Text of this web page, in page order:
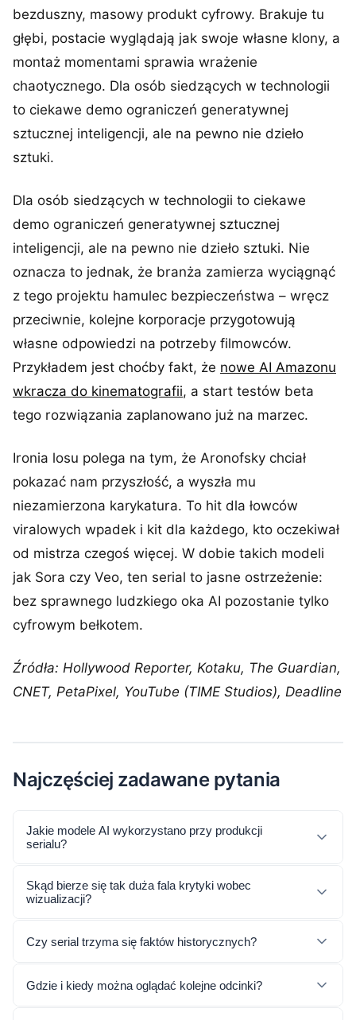
bezduszny, masowy produkt cyfrowy. Brakuje tu
głębi, postacie wyglądają jak swoje własne klony, a
montaż momentami sprawia wrażenie
chaotycznego. Dla osób siedzących w technologii
to ciekawe demo ograniczeń generatywnej
sztucznej inteligencji, ale na pewno nie dzieło
sztuki.
Dla osób siedzących w technologii to ciekawe
demo ograniczeń generatywnej sztucznej
inteligencji, ale na pewno nie dzieło sztuki. Nie
oznacza to jednak, że branża zamierza wyciągnąć
z tego projektu hamulec bezpieczeństwa – wręcz
przeciwnie, kolejne korporacje przygotowują
własne odpowiedzi na potrzeby filmowców.
Przykładem jest choćby fakt, że nowe AI Amazonu
wkracza do kinematografii, a start testów beta
tego rozwiązania zaplanowano już na marzec.
Ironia losu polega na tym, że Aronofsky chciał
pokazać nam przyszłość, a wyszła mu
niezamierzona karykatura. To hit dla łowców
viralowych wpadek i kit dla każdego, kto oczekiwał
od mistrza czegoś więcej. W dobie takich modeli
jak Sora czy Veo, ten serial to jasne ostrzeżenie:
bez sprawnego ludzkiego oka AI pozostanie tylko
cyfrowym bełkotem.
Źródła: Hollywood Reporter, Kotaku, The Guardian,
CNET, PetaPixel, YouTube (TIME Studios), Deadline
Najczęściej zadawane pytania
Jakie modele AI wykorzystano przy produkcji
serialu?
Skąd bierze się tak duża fala krytyki wobec
wizualizacji?
Czy serial trzyma się faktów historycznych?
Gdzie i kiedy można oglądać kolejne odcinki?